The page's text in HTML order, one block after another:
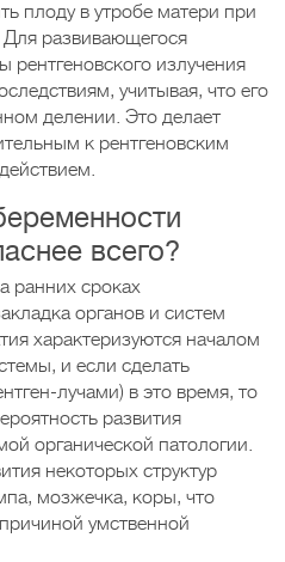
плоду в утробе матери при
развивающегося
излучения
учитывая, что его
делении. Это делает
к рентгеновским
всего?
ранних сроках
органов и систем
характеризуются началом
и если сделать
лучами) в это время, то
развития
органической патологии.
некоторых структур
мозжечка, коры, что
умственной